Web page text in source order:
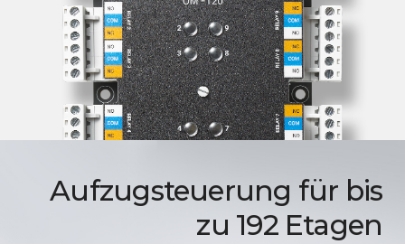
Aufzugsteuerung für bis
zu 192 Etagen